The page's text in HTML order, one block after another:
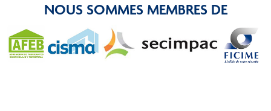
NOUS SOMMES MEMBRES DE